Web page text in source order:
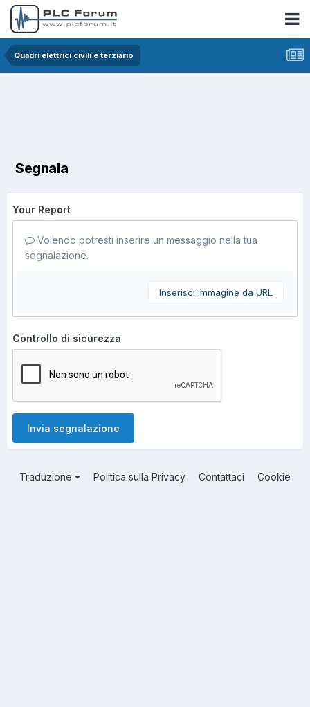
Quadri elettrici civili e terziario
Segnala
Your Report
Volendo potresti inserire un messaggio nella tua
segnalazione.
Inserisci immagine da URL
Controllo di sicurezza
Invia segnalazione
Traduzione Politica sulla Privacy Contattaci Cookie